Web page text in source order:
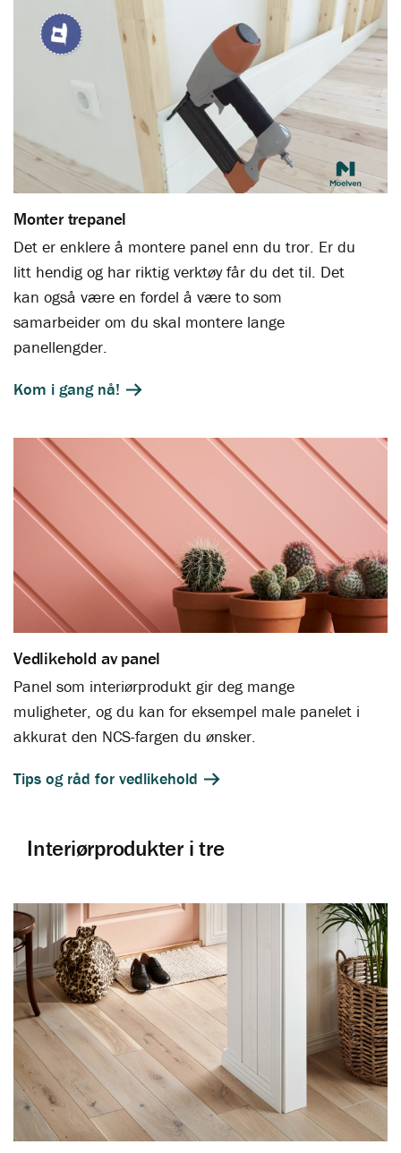
Monter trepanel
Det er enklere å montere panel enn du tror. Er du
litt hendig og har riktig verktøy får du det til. Det
kan også være en fordel å være to som
samarbeider om du skal montere lange
panellengder.
Kom i gang nå!
Vedlikehold av panel
Panel som interiørprodukt gir deg mange
muligheter, og du kan for eksempel male panelet i
akkurat den NCS-fargen du ønsker.
Tips og råd for vedlikehold
Interiørprodukter i tre